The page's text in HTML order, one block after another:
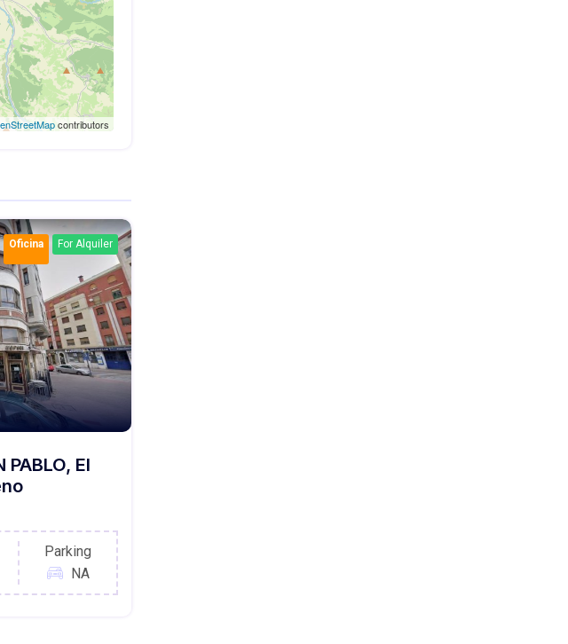
contributors
Oficina For Alquiler
El
Parking
NA